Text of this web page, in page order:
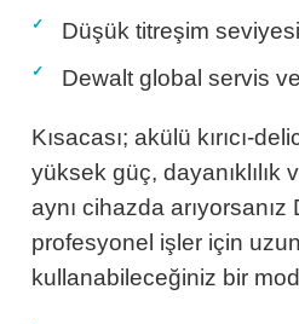
Düşük titreşim seviyesi
Dewalt global servis
Kısacası; akülü kırıcı-
yüksek güç, dayanıklılık
aynı cihazda
profesyonel işler için
kullanabileceğiniz bir